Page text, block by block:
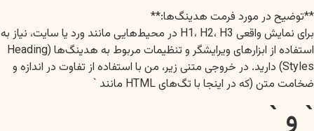
**توضیح در مورد فرمت هدینگ‌ها:**
برای نمایش واقعی H1، H2، H3 در محیط‌هایی مانند ورد یا سایت، نیاز به
استفاده از ابزارهای ویرایشگر و تنظیمات مربوط به هدینگ‌ها (Heading
Styles) دارید. در خروجی متنی زیر، من با استفاده از تفاوت در اندازه و
ضخامت متن (که در اینجا با تگ‌های HTML مانند `
` و `